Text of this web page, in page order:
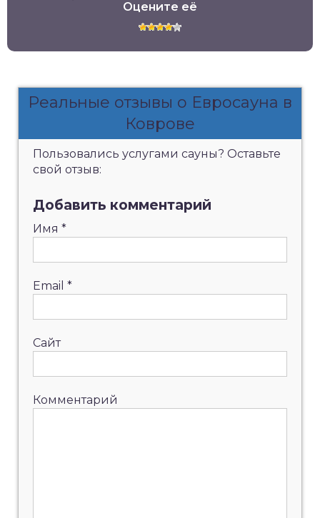
Оцените её
Реальные отзывы о Евросауна в
Коврове
Пользовались услугами сауны? Оставьте
свой отзыв:
Добавить комментарий
Имя *
Email *
Сайт
Комментарий